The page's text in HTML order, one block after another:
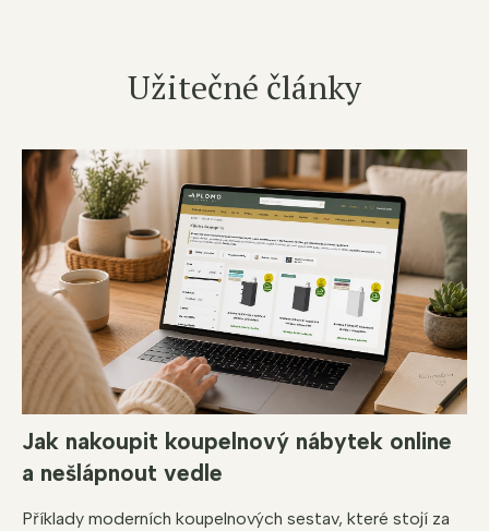
Užitečné články
Jak nakoupit koupelnový nábytek online
a nešlápnout vedle
Příklady moderních koupelnových sestav, které stojí za